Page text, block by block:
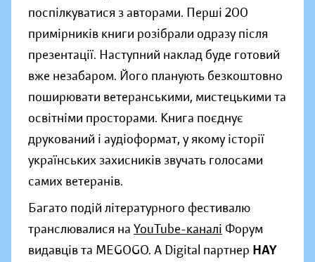
поспілкуватися з авторами. Перші 200
примірників книги розібрали одразу після
презентації. Наступний наклад буде готовий
вже незабаром. Його планують безкоштовно
поширювати ветеранськими, мистецькими та
освітніми просторами. Книга поєднує
друкований і аудіоформат, у якому історії
українських захисників звучать голосами
самих ветеранів.
Багато подій літературного фестивалю
транслювалися на YouTube-каналі Форум
видавців та MEGOGO. А Digital партнер HAY